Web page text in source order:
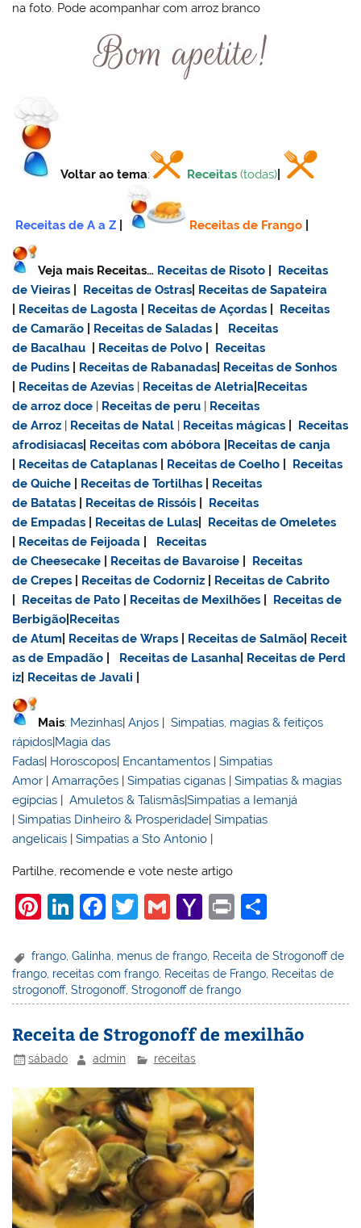
na foto. Pode acompanhar com arroz branco
Voltar ao tema: Receitas (todas)
Receitas de A a Z Receitas de Frango
Veja mais Receitas… Receitas de Risoto
Receitas
de Vieiras
Receitas de Ostras Receitas de Sapateira
Receitas de Lagosta Receitas de Açordas
Receitas
de Camarão
Receitas de Saladas
Receitas
de Bacalhau
Receitas de Polvo
Receitas
de Pudins
Receitas de Rabanadas Receitas de Sonhos
Receitas de Azevias | Receitas de Aletria Receitas
dearroz doce | Receitas de peru | Receitas
de Arroz | Receitas de Natal | Receitas mágicas
Receitas
afrodisiacas Receitas com abóbora Receitas de canja
Receitas de Cataplanas Receitas de Coelho
Receitas
de Quiche
Receitas de Tortilhas
Receitas
de Batatas
Receitas de Rissóis
Receitas
de Empadas
Receitas de Lulas
Receitas de Omeletes
Receitas de Feijoada
Receitas
de Cheesecake
Receitas de Bavaroise
Receitas
de Crepes
Receitas de Codorniz
Receitas de Cabrito
Receitas de Pato Receitas de Mexilhões
Receitas de
Berbigão Receitas
de Atum Receitas de Wraps Receitas de Salmão Receit
as de Empadão
Receitas de Lasanha Receitas de Perd
iz Receitas de Javali
Mais: Mezinhas |Anjos |Simpatias, magias & feitiços
rápidos Magia das
Fadas Horoscopos Encantamentos |Simpatias
Amor |Amarrações |Simpatias ciganas |Simpatias & magias
egípcias |Amuletos & Talismãs|Simpatias a Iemanjá
|Simpatias Dinheiro & Prosperidade |Simpatias
angelicais |Simpatias a Sto Antonio
Partilhe, recomende e vote neste artigo
Pi
er
e
st
Li
k
e
dI
n
F
c
e
b
o
o
k
T
itt
er
G
ai
l
Y
h
o
o
M
l
Pr
t
ar
e
frango ,Galinha menus de frango Receita de Strogonoff de
frango receitas com frango Receitas de Frango Receitas de
strogonoff,Strogonoff,Strogonoff de frango
Receita de Strogonoff de mexilhão
sábado admin receitas